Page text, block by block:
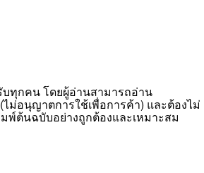
บทุกคน โดยผู้อ่านสามารถอ่าน
ม่อนุญาตการใช้เพื่อการค้า) และต้องไม่
พ์ต้นฉบับอย่างถูกต้องและเหมาะสม